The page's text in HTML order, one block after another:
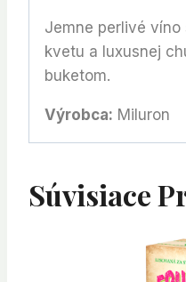
Jemne perlivé
kvetu a luxusnej
buketom.
Výrobca: Miluron
Súvisiace